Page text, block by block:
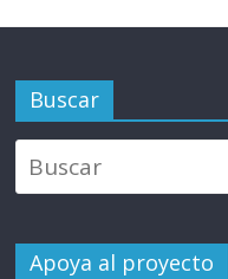
Buscar
Apoya al proyecto